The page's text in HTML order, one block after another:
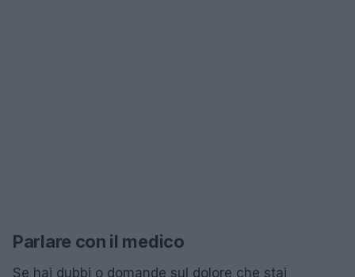
Parlare con il medico
Se hai dubbi o domande sul dolore che stai